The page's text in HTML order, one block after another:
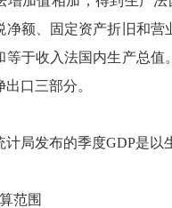
净额、固定资产折旧和
等于收入法国内生产总
口三部分。
发布的季度GDP是以生
范围